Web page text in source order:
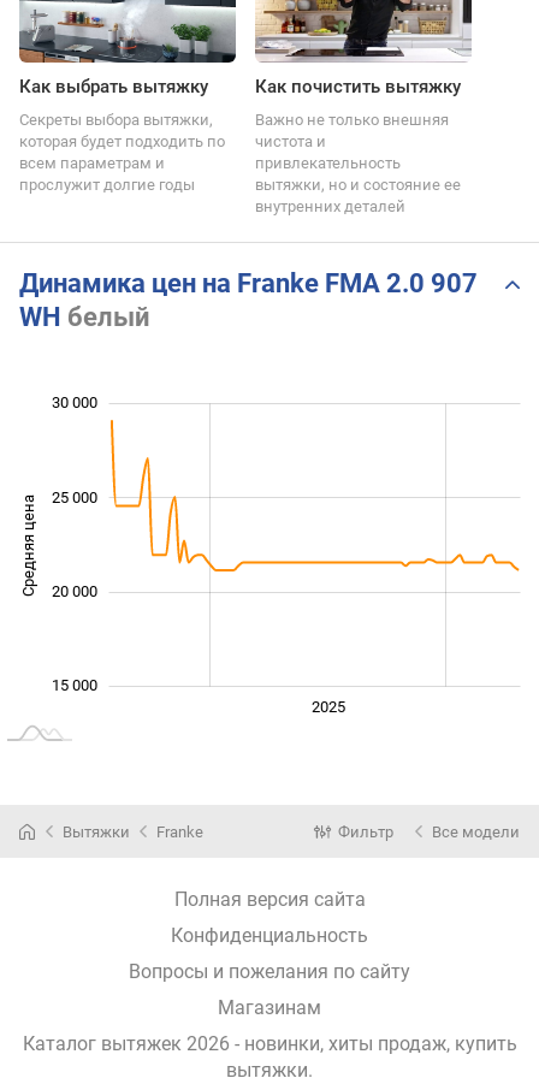
Как выбрать вытяжку
Секреты выбора вытяжки,
которая будет подходить по
всем параметрам и
прослужит долгие годы
Как почистить вытяжку
Важно не только внешняя
чистота и
привлекательность
вытяжки, но и состояние ее
внутренних деталей
Динамика цен на Franke FMA 2.0 907
WH белый
Средняя цена 20 000
30 000
25 000
15 000
2025
Вытяжки Franke Фильтр Все модели
Полная версия сайта
Конфиденциальность
Вопросы и пожелания по сайту
Магазинам
Каталог вытяжек 2026 - новинки, хиты продаж, купить
вытяжки.